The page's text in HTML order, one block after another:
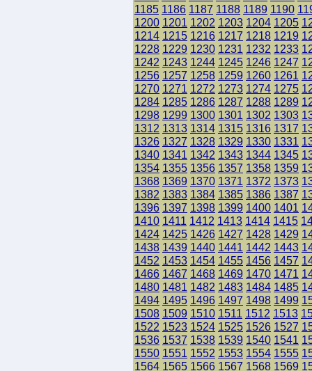
1185 1186 1187 1188 1189 1190
1200 1201 1202 1203 1204 1205
1214 1215 1216 1217 1218 1219
1228 1229 1230 1231 1232 1233
1242 1243 1244 1245 1246 1247
1256 1257 1258 1259 1260 1261
1270 1271 1272 1273 1274 1275
1284 1285 1286 1287 1288 1289
1298 1299 1300 1301 1302 1303
1312 1313 1314 1315 1316 1317
1326 1327 1328 1329 1330 1331
1340 1341 1342 1343 1344 1345
1354 1355 1356 1357 1358 1359
1368 1369 1370 1371 1372 1373
1382 1383 1384 1385 1386 1387
1396 1397 1398 1399 1400 1401
1410 1411 1412 1413 1414 1415
1424 1425 1426 1427 1428 1429
1438 1439 1440 1441 1442 1443
1452 1453 1454 1455 1456 1457
1466 1467 1468 1469 1470 1471
1480 1481 1482 1483 1484 1485
1494 1495 1496 1497 1498 1499
1508 1509 1510 1511 1512 1513
1522 1523 1524 1525 1526 1527
1536 1537 1538 1539 1540 1541
1550 1551 1552 1553 1554 1555
1564 1565 1566 1567 1568 1569